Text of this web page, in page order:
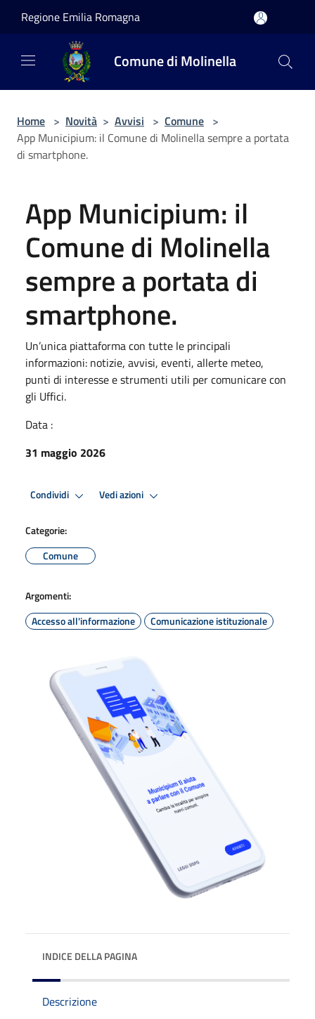
Regione Emilia Romagna
Comune di Molinella
Home > Novità > Avvisi > Comune >
App Municipium: il Comune di Molinella sempre a portata
di smartphone.
App Municipium: il
Comune di Molinella
sempre a portata di
smartphone.
Un’unica piattaforma con tutte le principali
informazioni: notizie, avvisi, eventi, allerte meteo,
punti di interesse e strumenti utili per comunicare con
gli Uffici.
Data :
31 maggio 2026
Condividi Vedi azioni
Categorie:
Comune
Argomenti:
Accesso all'informazione
Comunicazione istituzionale
INDICE DELLA PAGINA
Descrizione